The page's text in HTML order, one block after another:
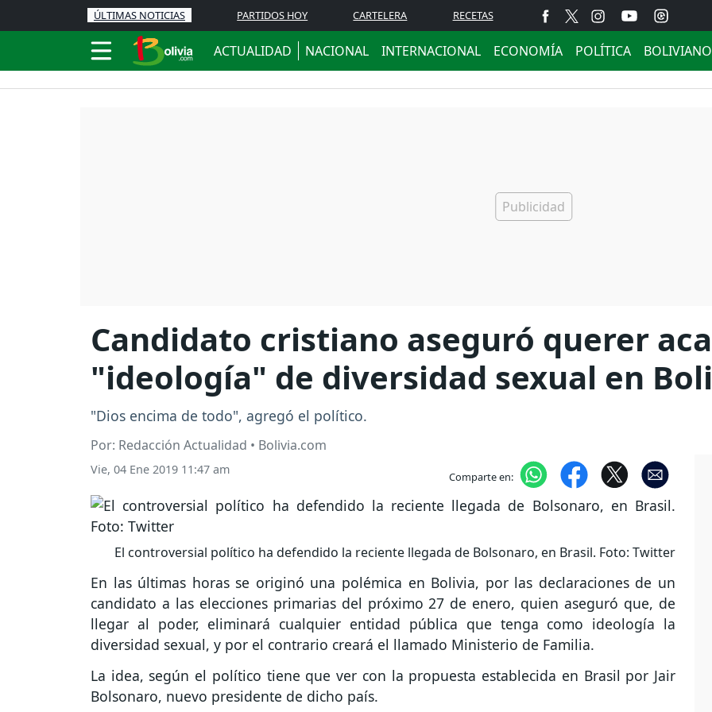
ÚLTIMAS NOTICIAS PARTIDOS HOY CARTELERA RECETAS
ACTUALIDAD NACIONAL INTERNACIONAL ECONOMÍA POLÍTICA
Candidato cristiano aseguró querer
"ideología" de diversidad sexual en
"Dios encima de todo", agregó el político.
Por: Redacción Actualidad • Bolivia.com
Vie, 04 Ene 2019 11:47 am Comparte en:
El controversial político ha defendido la reciente llegada de Bolsonaro, en Brasil. Foto: Twitter
En las últimas horas se originó una polémica en Bolivia, por las declaraciones de un
candidato a las elecciones primarias del próximo 27 de enero, quien aseguró que, de
llegar al poder, eliminará cualquier entidad pública que tenga como ideología la
diversidad sexual, y por el contrario creará el llamado Ministerio de Familia.
La idea, según el político tiene que ver con la propuesta establecida en Brasil por Jair
Bolsonaro, nuevo presidente de dicho país.